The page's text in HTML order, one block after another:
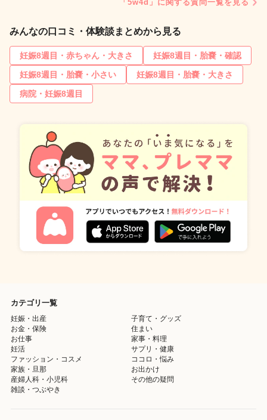
「5w4d」に関する質問一覧を見る
みんなの口コミ・体験談まとめから見る
妊娠8週目・赤ちゃん・大きさ
妊娠8週目・胎嚢・確認
妊娠8週目・胎嚢・小さい
妊娠8週目・胎嚢・大きさ
病院・妊娠8週目
カテゴリ一覧
妊娠・出産
子育て・グッズ
お金・保険
住まい
お仕事
家事・料理
妊活
サプリ・健康
ファッション・コスメ
ココロ・悩み
家族・旦那
お出かけ
産婦人科・小児科
その他の疑問
雑談・つぶやき